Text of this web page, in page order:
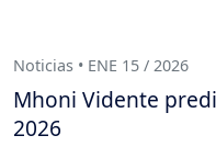
Noticias • ENE 15 / 2026
Mhoni Vidente
2026